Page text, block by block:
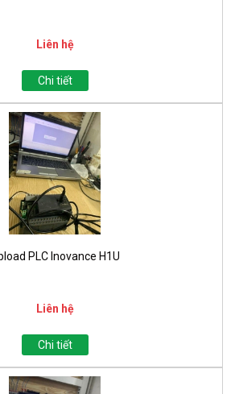
Liên hệ
Chi tiết
PLC Inovance H1U
Liên hệ
Chi tiết